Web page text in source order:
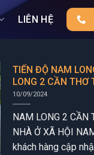
LIÊN HỆ
TIẾN ĐỘ NAM
LONG 2 CẦN THƠ
10/09/2024
NAM LONG 2 CẦN
NHÀ Ở XÃ HỘI
khách hàng cập